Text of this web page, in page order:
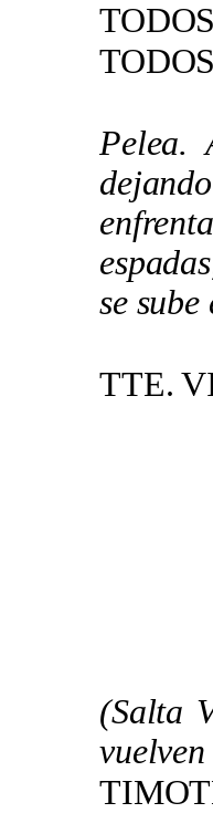
Pelea.
se sube
TTE.
no
por
Y
de
(Salta